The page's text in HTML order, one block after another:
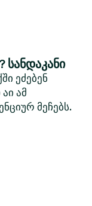
სანდაკანი
ეძებენ
ამ
მეჩებს.